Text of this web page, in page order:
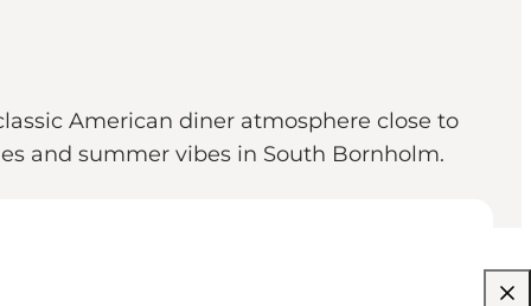
American diner atmosphere close to
and summer vibes in South Bornholm.